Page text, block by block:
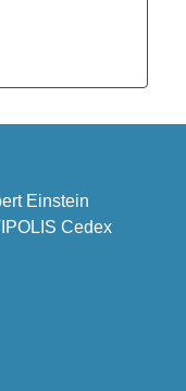
Einstein
Cedex